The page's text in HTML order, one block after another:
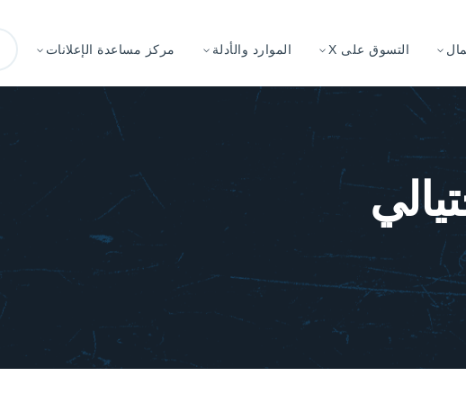
التسوق على X الموارد والأدلة مركز مساعدة الإعلانات